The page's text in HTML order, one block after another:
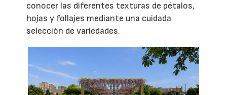
conocer las diferentes texturas de pétalos,
hojas y follajes mediante una cuidada
selección de variedades.